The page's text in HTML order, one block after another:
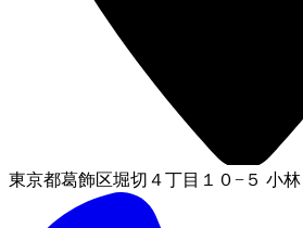
東京都葛飾区堀切４丁目１０−５ 小